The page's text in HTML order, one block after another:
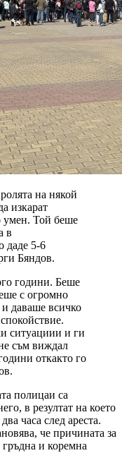
на някой
изкарат
умен. Той беше
в
даде 5-6
Бяндов.
години. Беше
с огромно
и даваше всичко
ситуациии и ги
съм виждал
откакто го
полицаи са
в резултат на което
часа след ареста.
че причината за
и коремна